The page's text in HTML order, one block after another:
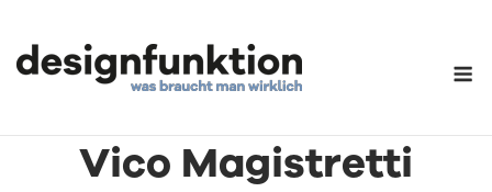
content
Maralunga Sofa von
Vico Magistretti